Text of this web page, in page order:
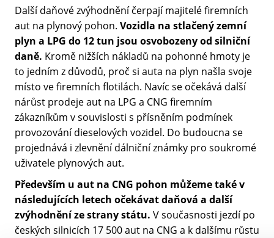
Další daňové zvýhodnění čerpají majitelé firemních
aut na plynový pohon. Vozidla na stlačený zemní
plyn a LPG do 12 tun jsou osvobozeny od silniční
daně. Kromě nižších nákladů na pohonné hmoty je
to jedním z důvodů, proč si auta na plyn našla svoje
místo ve firemních flotilách. Navíc se očekává další
nárůst prodeje aut na LPG a CNG firemním
zákazníkům v souvislosti s přísněním podmínek
provozování dieselových vozidel. Do budoucna se
projednává i zlevnění dálniční známky pro soukromé
uživatele plynových aut.
Především u aut na CNG pohon můžeme také v
následujících letech očekávat daňová a další
zvýhodnění ze strany státu. V současnosti jezdí po
českých silnicích 17 500 aut na CNG a k dalšímu růstu